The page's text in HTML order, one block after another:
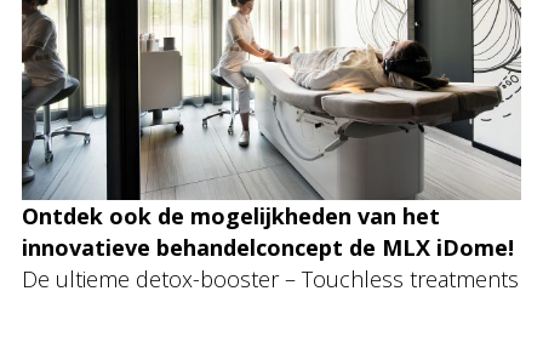
Ontdek ook de mogelijkheden van het
innovatieve behandelconcept de MLX iDome!
De ultieme detox-booster – Touchless treatments